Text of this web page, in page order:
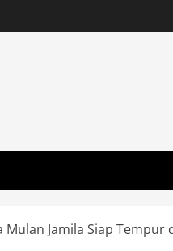
Mulan Jamila Siap